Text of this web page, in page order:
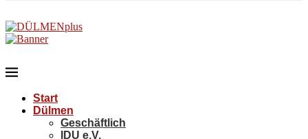
Start
Dülmen
Geschäftlich
IDU e.V.